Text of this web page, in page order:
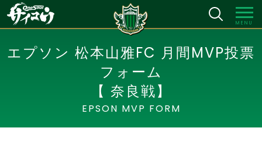
MENU
エプソン 松本山雅FC 月間MVP投票
フォーム
【 奈良戦】
EPSON MVP FORM